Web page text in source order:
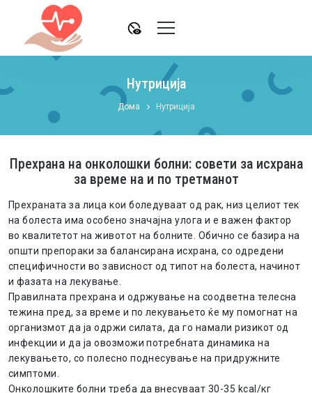
disabled_visible
Нутриција
Дома Нутриција
Прехрана на онколошки болни: совети за исхрана
за време на и по третманот
Прехраната за лица кои боледуваат од рак, низ целиот тек
на болеста има особено значајна улога и е важен фактор
во квалитетот на животот на болните. Обично се базира на
општи препораки за балансирана исхрана, со одредени
специфичности во зависност од типот на болеста, начинот
и фазата на лекување.
Правилната прехрана и одржување на соодветна телесна
тежина пред, за време и по лекувањето ќе му помогнат на
организмот да ја одржи силата, да го намали ризикот од
инфекции и да ја овозможи потребната динамика на
лекувањето, со полесно поднесување на придружните
симптоми.
Онколошките болни треба да внесуваат 30-35 kcal/кг